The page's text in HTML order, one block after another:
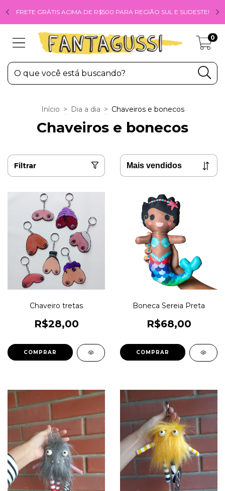
FRETE GRÁTIS ACIMA DE R$500 PARA REGIÃO SUL E SUDESTE!
0
Início > Dia a dia > Chaveiros e bonecos
Chaveiros e bonecos
Filtrar
Chaveiro tretas
R$28,00
COMPRAR
Boneca Sereia Preta
R$68,00